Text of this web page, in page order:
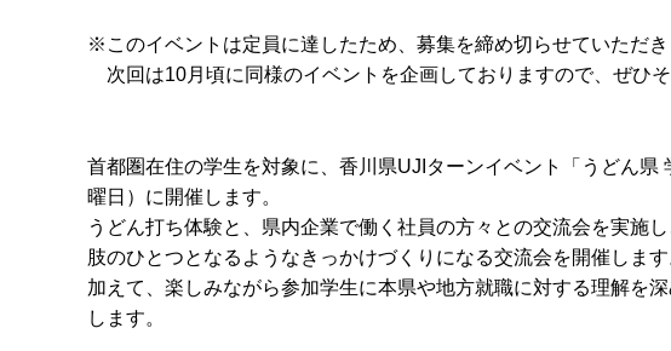
※このイベントは定員に達したため、募集を締め切らせていただき
次回は10月頃に同様のイベントを企画しておりますので、ぜひ
首都圏在住の学生を対象に、香川県UJIターンイベント「うどん県
曜日）に開催します。
うどん打ち体験と、県内企業で働く社員の方々との交流会を実施
肢のひとつとなるようなきっかけづくりになる交流会を開催します
加えて、楽しみながら参加学生に本県や地方就職に対する理解を
します。